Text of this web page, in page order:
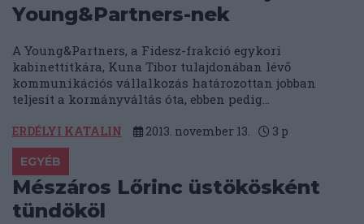
Young&Partners-nek
A Young&Partners, a Fidesz-frakció egykori
kabinettitkára, Kuna Tibor tulajdonában lévő
kommunikációs vállalkozás határozottan jobban
teljesít a kormányváltás óta, ebben pedig...
ERDÉLYI KATALIN 2013. november 13. 3 p
EGYÉB
Mészáros Lőrinc üstökösként
tündököl